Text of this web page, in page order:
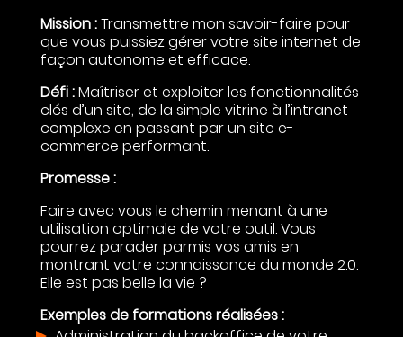
Mission :Transmettre mon savoir-faire pour
que vous puissiez gérer votre site internet de
façon autonome et efficace.
Défi :Maîtriser et exploiter les fonctionnalités
clés d’un site, de la simple vitrine à l’intranet
complexe en passant par un site e-
commerce performant.
Promesse :
Faire avec vous le chemin menant à une
utilisation optimale de votre outil. Vous
pourrez parader parmis vos amis en
montrant votre connaissance du monde 2.0.
Elle est pas belle la vie ?
Exemples de formations réalisées :